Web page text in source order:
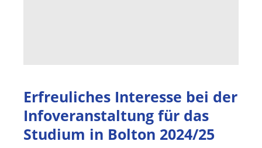
Erfreuliches Interesse bei der
Infoveranstaltung für das
Studium in Bolton 2024/25